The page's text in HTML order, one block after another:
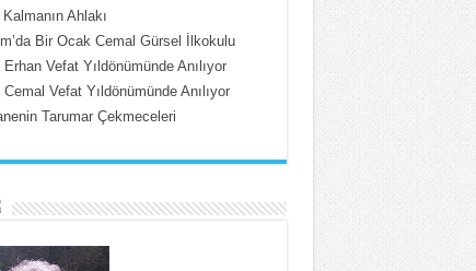
Ahlakı
Bir Ocak Cemal Gürsel İlkokulu
Vefat Yıldönümünde Anılıyor
Vefat Yıldönümünde Anılıyor
Tarumar Çekmeceleri